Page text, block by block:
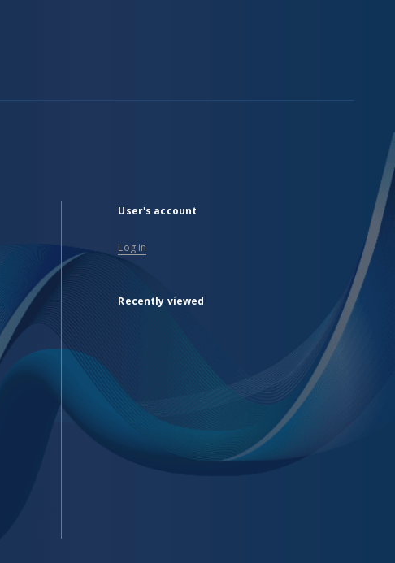
User's account
Log in
Recently viewed